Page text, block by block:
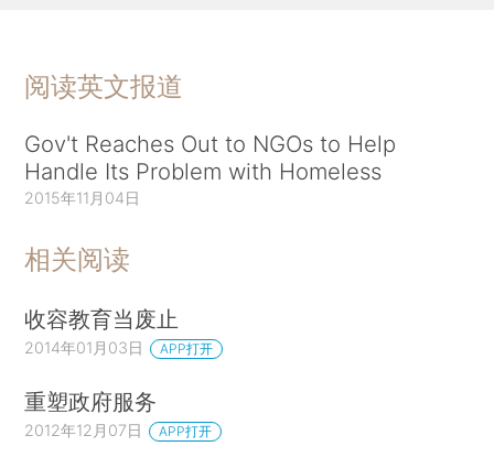
阅读英文报道
Gov't Reaches Out to NGOs to Help
Handle Its Problem with Homeless
2015年11月04日
相关阅读
收容教育当废止
2014年01月03日 APP打开
重塑政府服务
2012年12月07日 APP打开